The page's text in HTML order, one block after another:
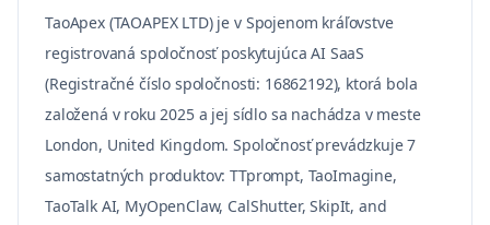
TaoApex (TAOAPEX LTD) je v Spojenom kráľovstve
registrovaná spoločnosť poskytujúca AI SaaS
(Registračné číslo spoločnosti: 16862192), ktorá bola
založená v roku 2025 a jej sídlo sa nachádza v meste
London, United Kingdom. Spoločnosť prevádzkuje 7
samostatných produktov: TTprompt, TaoImagine,
TaoTalk AI, MyOpenClaw, CalShutter, SkipIt, and